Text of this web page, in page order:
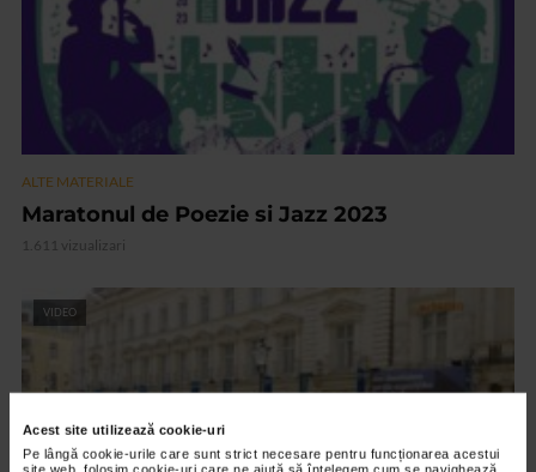
Acest site utilizează cookie-uri
Pe lângă cookie-urile care sunt strict necesare pentru funcționarea acestui
ALTE MATERIALE
Maratonul de Poezie si Jazz 2023
1.611 vizualizari
VIDEO